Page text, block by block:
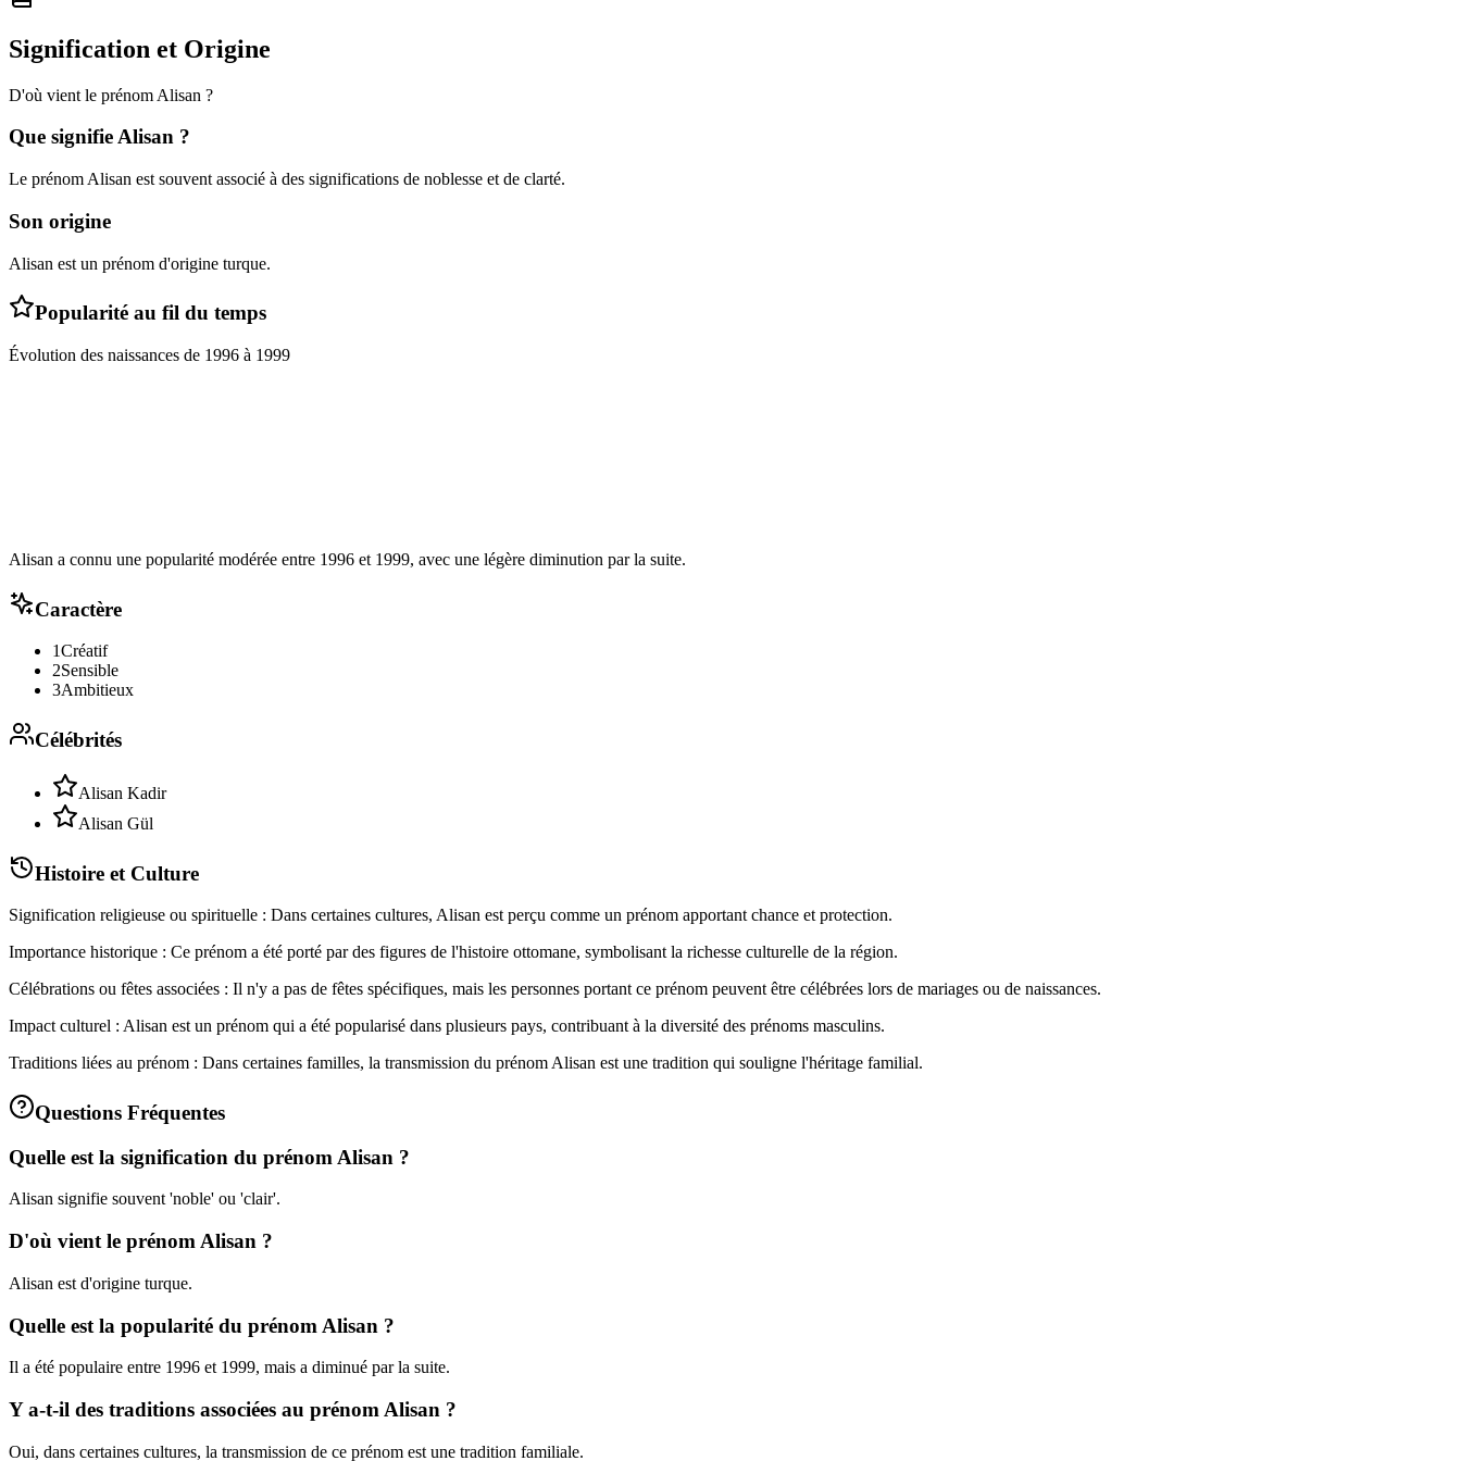
Signification et Origine
D'où vient le prénom Alisan ?
Que signifieAlisan ?
Le prénom Alisan est souvent associé à des significations de noblesse et de clarté.
Son origine
Alisan est un prénom d'origine turque.
Popularité au fil du temps
Évolution des naissances de 1996 à 1999
Alisan a connu une popularité modérée entre 1996 et 1999, avec une légère diminution par la suite.
Caractère
1Créatif
2Sensible
3Ambitieux
Célébrités
Alisan Kadir
Alisan Gül
Histoire et Culture
Signification religieuse ou spirituelle : Dans certaines cultures, Alisan est perçu comme un prénom apportant chance et protection.
Importance historique : Ce prénom a été porté par des figures de l'histoire ottomane, symbolisant la richesse culturelle de la région.
Célébrations ou fêtes associées : Il n'y a pas de fêtes spécifiques, mais les personnes portant ce prénom peuvent être célébrées lors de mariages ou de naissances.
Impact culturel : Alisan est un prénom qui a été popularisé dans plusieurs pays, contribuant à la diversité des prénoms masculins.
Traditions liées au prénom : Dans certaines familles, la transmission du prénom Alisan est une tradition qui souligne l'héritage familial.
Questions Fréquentes
Quelle est la signification du prénom Alisan ?
Alisan signifie souvent 'noble' ou 'clair'.
D'où vient le prénom Alisan ?
Alisan est d'origine turque.
Quelle est la popularité du prénom Alisan ?
Il a été populaire entre 1996 et 1999, mais a diminué par la suite.
Y a-t-il des traditions associées au prénom Alisan ?
Oui, dans certaines cultures, la transmission de ce prénom est une tradition familiale.